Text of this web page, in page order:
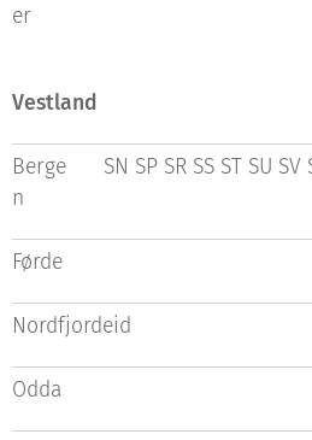
er
Vestland
Berge
n
SN SP SR SS ST SU SV
Førde
Nordfjordeid
Odda